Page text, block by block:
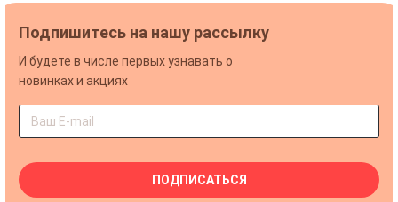
Подпишитесь на нашу рассылку
И будете в числе первых узнавать о
новинках и акциях
ПОДПИСАТЬСЯ